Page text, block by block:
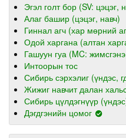
Эгэл голт бор (SV: цэцэг,
Алаг башир (цэцэг, навч)
Гиннал агч (хар мөрний
Одой харгана (алтан
Гашуун гуа (MC:
Интоорын тос
Сибирь сэрхэлиг (үндэс,
Жижиг навчит далан
Сибирь цүлдэгнүүр
Дэгдгэнийн цомог